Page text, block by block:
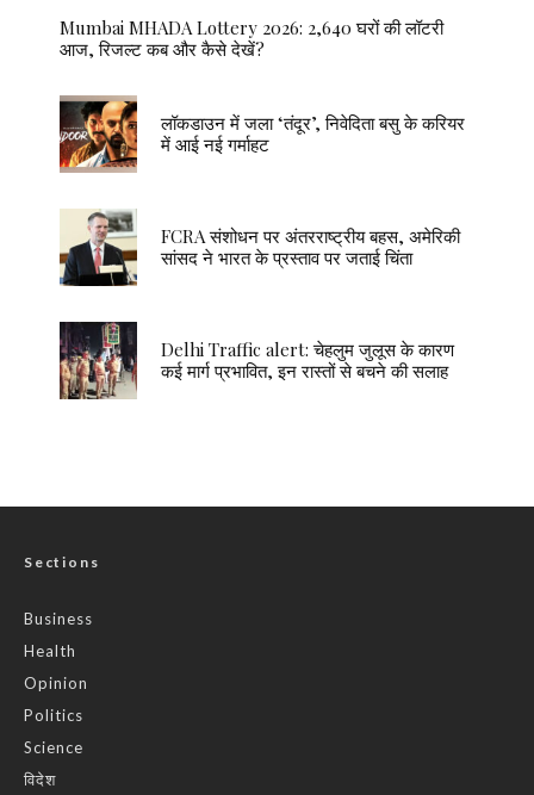
Mumbai MHADA Lottery 2026: 2,640 घरों की लॉटरी
आज, रिजल्ट कब और कैसे देखें?
लॉकडाउन में जला ‘तंदूर’, निवेदिता बसु के करियर
में आई नई गर्माहट
FCRA संशोधन पर अंतरराष्ट्रीय बहस, अमेरिकी
सांसद ने भारत के प्रस्ताव पर जताई चिंता
Delhi Traffic alert: चेहलुम जुलूस के कारण
कई मार्ग प्रभावित, इन रास्तों से बचने की सलाह
Sections
Business
Health
Opinion
Politics
Science
विदेश